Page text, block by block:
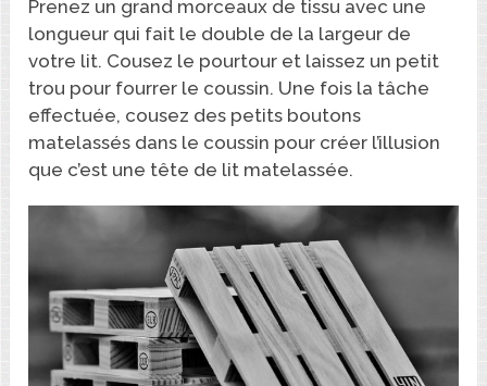
Prenez un grand morceaux de tissu avec une
longueur qui fait le double de la largeur de
votre lit. Cousez le pourtour et laissez un petit
trou pour fourrer le coussin. Une fois la tâche
effectuée, cousez des petits boutons
matelassés dans le coussin pour créer l’illusion
que c’est une tête de lit matelassée.